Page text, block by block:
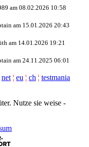
am 08.02.2026 10:58
am 15.01.2026 20:43
am 14.01.2026 19:21
am 24.11.2025 06:01
net ¦ eu ¦ ch ¦ testmania
Nutze sie weise -